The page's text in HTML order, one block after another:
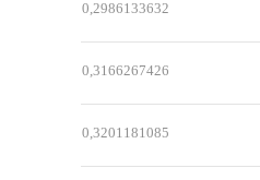
0,2986133632
0,3166267426
0,3201181085